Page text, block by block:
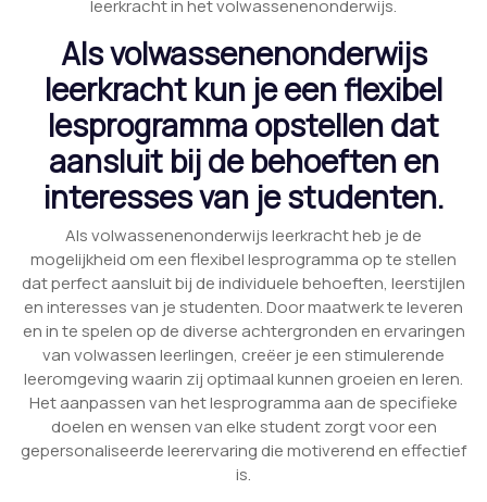
leerkracht in het volwassenenonderwijs.
Als volwassenenonderwijs
leerkracht kun je een flexibel
lesprogramma opstellen dat
aansluit bij de behoeften en
interesses van je studenten.
Als volwassenenonderwijs leerkracht heb je de
mogelijkheid om een flexibel lesprogramma op te stellen
dat perfect aansluit bij de individuele behoeften, leerstijlen
en interesses van je studenten. Door maatwerk te leveren
en in te spelen op de diverse achtergronden en ervaringen
van volwassen leerlingen, creëer je een stimulerende
leeromgeving waarin zij optimaal kunnen groeien en leren.
Het aanpassen van het lesprogramma aan de specifieke
doelen en wensen van elke student zorgt voor een
gepersonaliseerde leerervaring die motiverend en effectief
is.